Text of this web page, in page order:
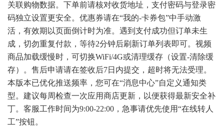
关联购物数据。下单前请核对收货地址，支付密码与登录密
码独立设置更安全。优惠券请在“我的-卡券包”中手动激
活，有效期以页面倒计时为准。遇到支付成功但订单未生
成，切勿重复付款，等待2分钟后刷新订单列表即可。视频
商品加载缓慢时，可切换WiFi/4G或清理缓存（设置-清除缓
存）。售后申请请在签收后7日内提交，超时将无法受理。
本版本已优化推送频率，您可在“消息中心”自定义通知类
型。建议每周检查一次应用商店更新，以便获得最新安全补
丁。客服工作时间为9:00-22:00，急事请优先使用“在线转人
工”按钮。